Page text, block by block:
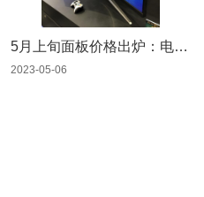
5月上旬面板价格出炉：电视面板涨回到现金成本
2023-05-06